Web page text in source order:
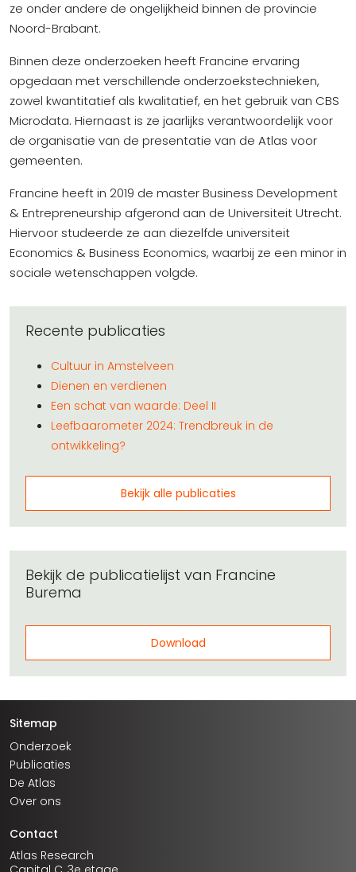
ze onder andere de ongelijkheid binnen de provincie
Noord-Brabant.
Binnen deze onderzoeken heeft Francine ervaring
opgedaan met verschillende onderzoekstechnieken,
zowel kwantitatief als kwalitatief, en het gebruik van CBS
Microdata. Hiernaast is ze jaarlijks verantwoordelijk voor
de organisatie van de presentatie van de Atlas voor
gemeenten.
Francine heeft in 2019 de master Business Development
& Entrepreneurship afgerond aan de Universiteit Utrecht.
Hiervoor studeerde ze aan diezelfde universiteit
Economics & Business Economics, waarbij ze een minor in
sociale wetenschappen volgde.
Recente publicaties
Cultuur in Amstelveen
Dienen en verdienen
Een schat van waarde: Deel II
Leefbaarometer 2024: Trendbreuk in de
ontwikkeling?
Bekijk alle publicaties
Bekijk de publicatielijst van Francine
Burema
Download
Sitemap
Onderzoek
Publicaties
De Atlas
Over ons
Contact
Atlas Research